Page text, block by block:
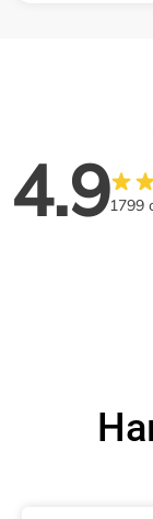
4.91799